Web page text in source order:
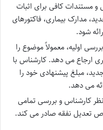
و مستندات کافی برای اثبات
مدارک بیماری، فاکتورهای
شود.
اولیه، معمولاً موضوع را
ارجاع می دهد. کارشناس با
مبلغ پیشنهادی خود را
می دهد.
کارشناس و بررسی تمامی
تعدیل نفقه صادر می کند.